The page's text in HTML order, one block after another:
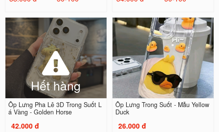
Hết hàng
Ốp Lưng Pha Lê 3D Trong Suốt L
á Vàng - Golden Horse
42.000 đ
Ốp Lưng Trong Suốt - Mẫu Yellow
Duck
26.000 đ